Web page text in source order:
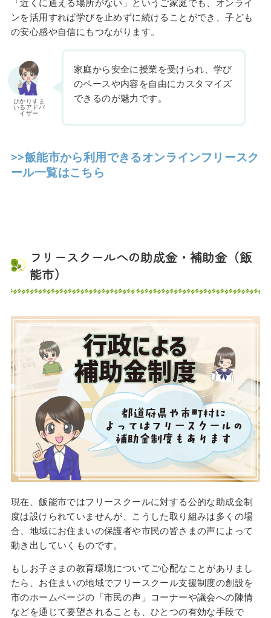
「近くに通える場所がない」というご家庭でも、オンライ
ンを活用すれば学びを止めずに続けることができ、子ども
の安心感や自信にもつながります。
ひかりすま
いるアドバ
イザー
家庭から安全に授業を受けられ、学び
のペースや内容を自由にカスタマイズ
できるのが魅力です。
>>飯能市から利用できるオンラインフリースク
ール一覧はこちら
フリースクールへの助成金・補助金（飯
能市）
現在、飯能市ではフリースクールに対する公的な助成金制
度は設けられていませんが、こうした取り組みは多くの場
合、地域にお住まいの保護者や市民の皆さまの声によって
動き出していくものです。
もしお子さまの教育環境についてご心配なことがありまし
たら、お住まいの地域でフリースクール支援制度の創設を
市のホームページの「市民の声」コーナーや議会への陳情
などを通じて要望されることも、ひとつの有効な手段で